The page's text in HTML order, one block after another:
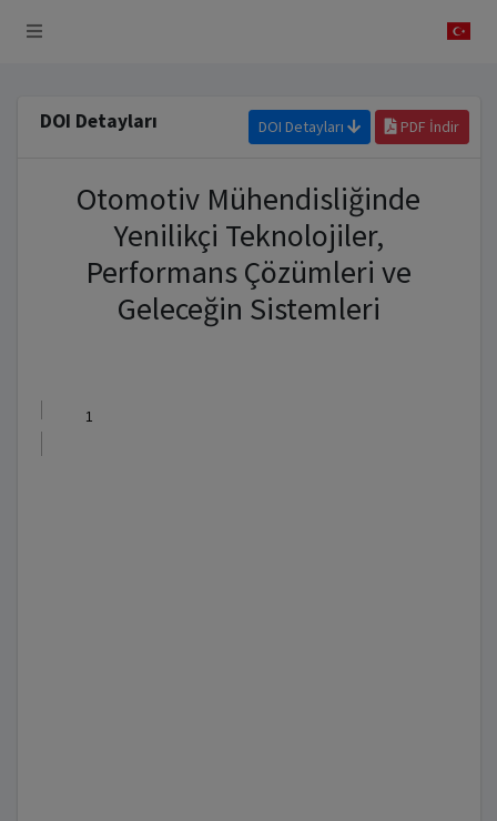
DOI Detayları DOI Detayları PDF İndir
Otomotiv Mühendisliğinde
Yenilikçi Teknolojiler,
Performans Çözümleri ve
Geleceğin Sistemleri